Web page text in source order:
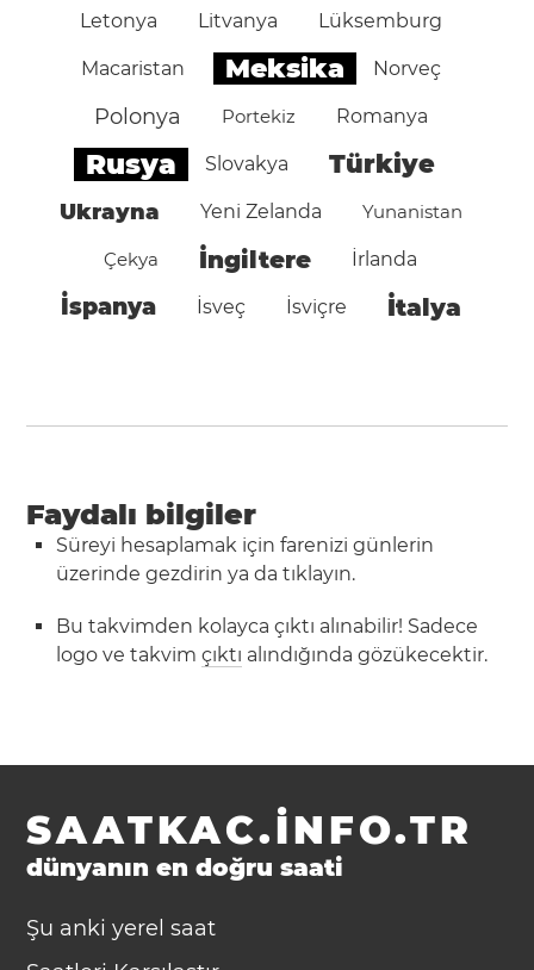
Letonya Litvanya Lüksemburg
Macaristan Meksika Norveç
Polonya Portekiz Romanya
Rusya Slovakya Türkiye
Ukrayna Yeni Zelanda Yunanistan
Çekya İngiltere İrlanda
İspanya İsveç İsviçre İtalya
Faydalı bilgiler
Süreyi hesaplamak için farenizi günlerin
üzerinde gezdirin ya da tıklayın.
Bu takvimden kolayca çıktı alınabilir! Sadece
logo ve takvimçıktı alındığında gözükecektir.
SAATKAC.INFO.TR
dünyanın en doğru saati
Şu anki yerel saat